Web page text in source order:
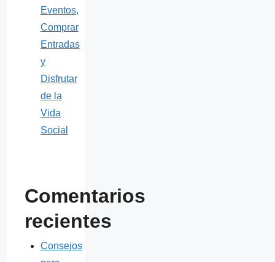
Eventos,
Comprar
Entradas
y
Disfrutar
de la
Vida
Social
Comentarios
recientes
Consejos